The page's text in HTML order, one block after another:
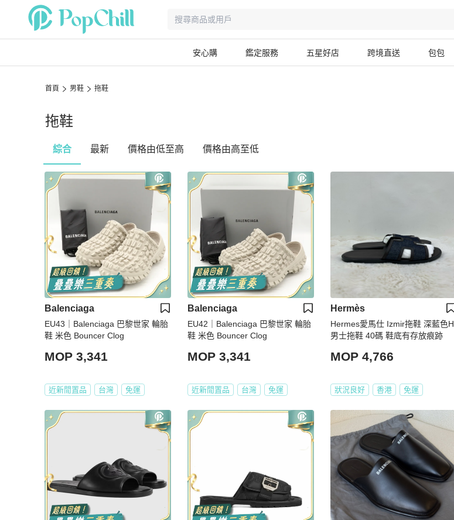
安心購 鑑定服務 五星好店 跨境直送 包包
首頁 男鞋 拖鞋
拖鞋
綜合 最新 價格由低至高 價格由高至低
Balenciaga
EU43｜Balenciaga 巴黎世家 輪胎
鞋 米色 Bouncer Clog
MOP 3,341
近新閒置品 台灣 免運
Balenciaga
EU42｜Balenciaga 巴黎世家 輪胎
鞋 米色 Bouncer Clog
MOP 3,341
近新閒置品 台灣 免運
Hermès
Hermes愛馬仕 Izmir拖鞋 深藍色H
男士拖鞋 40碼 鞋底有存放痕跡
MOP 4,766
狀況良好 香港 免運